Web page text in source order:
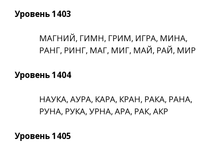
Уровень 1403
МАГНИЙ, ГИМН, ГРИМ, ИГРА, МИНА,
РАНГ, РИНГ, МАГ, МИГ, МАЙ, РАЙ, МИР
Уровень 1404
НАУКА, АУРА, КАРА, КРАН, РАКА, РАНА,
РУНА, РУКА, УРНА, АРА, РАК, АКР
Уровень 1405